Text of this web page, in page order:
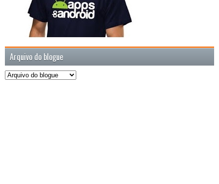
Arquivo do blogue